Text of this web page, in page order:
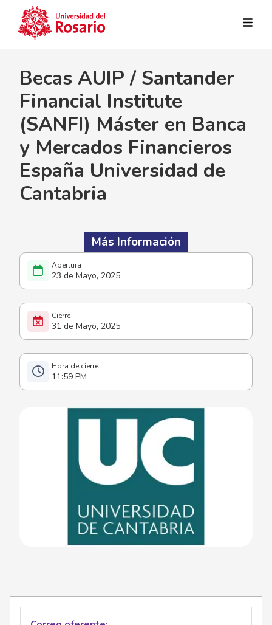
23 de Mayo, 2025
31 de Mayo, 2025
11:59 PM
Becas AUIP / Santander
Financial Institute
(SANFI) Máster en Banca
y Mercados Financieros
España Universidad de
Cantabria
Más Información